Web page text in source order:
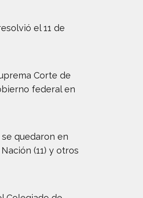
el 11 de
Corte de
federal en
quedaron en
(11) y otros